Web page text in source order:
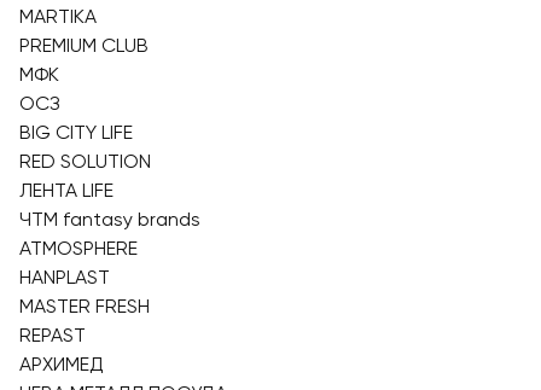
MARTIKA
PREMIUM CLUB
МФК
ОСЗ
BIG CITY LIFE
RED SOLUTION
ЛЕНТА LIFE
ЧТМ fantasy brands
ATMOSPHERE
HANPLAST
MASTER FRESH
REPAST
АРХИМЕД